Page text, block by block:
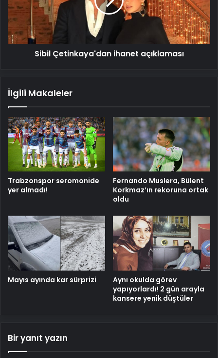
Sibil Çetinkaya'dan ihanet açıklaması
İlgili Makaleler
Trabzonspor seromonide
yer almadı!
Fernando Muslera, Bülent
Korkmaz’ın rekoruna ortak
oldu
Mayıs ayında kar sürprizi
Aynı okulda görev
yapıyorlardı! 2 gün arayla
kansere yenik düştüler
Bir yanıt yazın